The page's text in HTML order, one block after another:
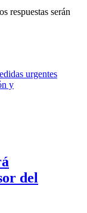
respuestas serán
del